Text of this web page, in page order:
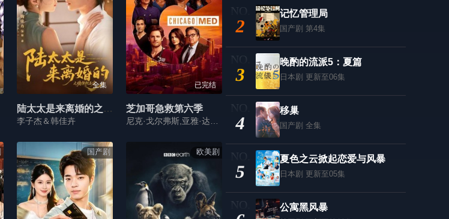
全集
陆太太是来离婚的之慵便枕玉凉
李子杰＆韩佳卉
已完结
芝加哥急救第六季
国产剧 欧美剧
2
记忆管理局
国产剧 第4集
3
晚酌的流派5：夏篇
日本剧 更新至06集
4
移巢
国产剧 全集
5
夏色之云掀起恋爱与风暴
日本剧 更新至05集
公寓黑风暴